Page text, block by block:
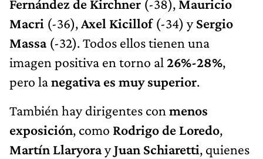
Fernández de Kirchner (-38), Mauricio
Macri (-36),Axel Kicillof(-34) ySergio
Massa(-32). Todos ellos tienen una
imagen positiva en torno al 26%-28%,
pero lanegativa es muy superior.
También hay dirigentes con menos
exposición, como Rodrigo de Loredo,
Martín LlaryorayJuan Schiaretti, quienes